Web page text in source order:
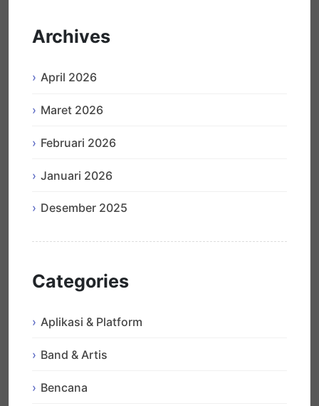
Archives
April 2026
Maret 2026
Februari 2026
Januari 2026
Desember 2025
Categories
Aplikasi & Platform
Band & Artis
Bencana